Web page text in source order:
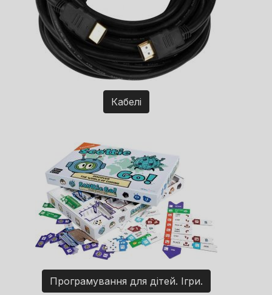
Кабелі
Програмування для дітей. Ігри.